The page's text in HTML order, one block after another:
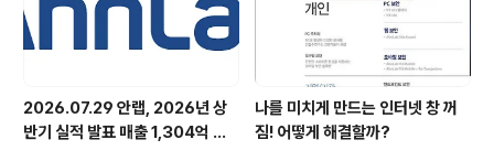
2026.07.29 안랩, 2026년 상
반기 실적 발표 매출 1,304억 원,
나를 미치게 만드는 인터넷 창 꺼
짐! 어떻게 해결할까?